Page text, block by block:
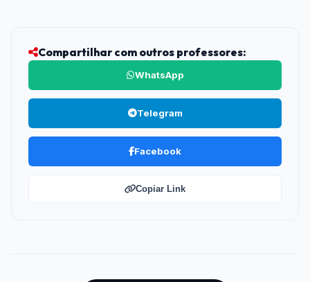
Compartilhar com outros professores:
WhatsApp
Telegram
Facebook
Copiar Link